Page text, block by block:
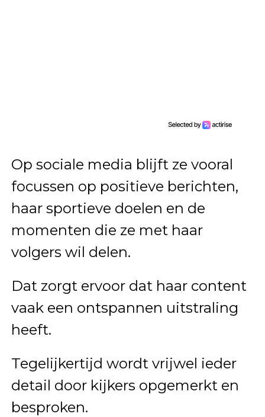
Op sociale media blijft ze vooral
focussen op positieve berichten,
haar sportieve doelen en de
momenten die ze met haar
volgers wil delen.
Dat zorgt ervoor dat haar content
vaak een ontspannen uitstraling
heeft.
Tegelijkertijd wordt vrijwel ieder
detail door kijkers opgemerkt en
besproken.